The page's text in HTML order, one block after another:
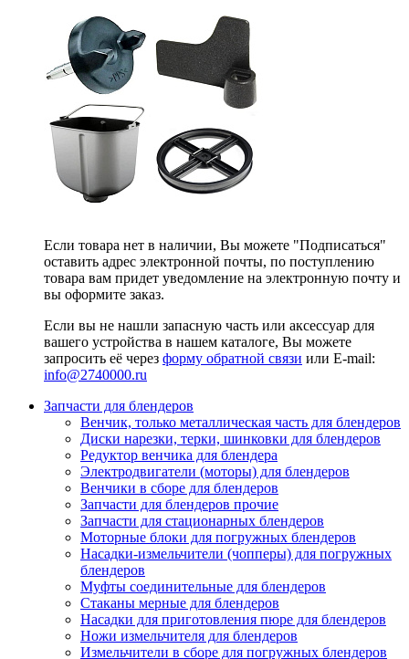
Если товара нет в наличии, Вы можете "Подписаться"
оставить адрес электронной почты, по поступлению
товара вам придет уведомление на электронную почту и
вы оформите заказ.
Если вы не нашли запасную часть или аксессуар для
вашего устройства в нашем каталоге, Вы можете
запросить её через форму обратной связи или E-mail:
info@2740000.ru
Запчасти для блендеров
Венчик, только металлическая часть для блендеров
Диски нарезки, терки, шинковки для блендеров
Редуктор венчика для блендера
Электродвигатели (моторы) для блендеров
Венчики в сборе для блендеров
Запчасти для блендеров прочие
Запчасти для стационарных блендеров
Моторные блоки для погружных блендеров
Насадки-измельчители (чопперы) для погружных
блендеров
Муфты соединительные для блендеров
Стаканы мерные для блендеров
Насадки для приготовления пюре для блендеров
Ножи измельчителя для блендеров
Измельчители в сборе для погружных блендеров